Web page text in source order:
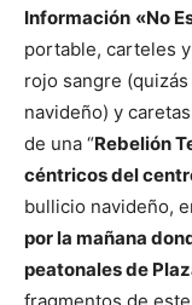
Información «No
portable, carteles
rojo sangre
navideño) y
de una “Rebelión
céntricos del
bullicio navideño,
por la mañana
peatonales de